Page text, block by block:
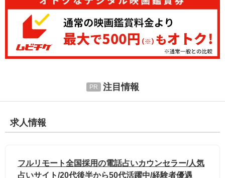
注目情報
求人情報
フルリモート全国採用の電話占いカウンセラー/人気
占いサイト/20代後半から50代活躍中/経験者優遇